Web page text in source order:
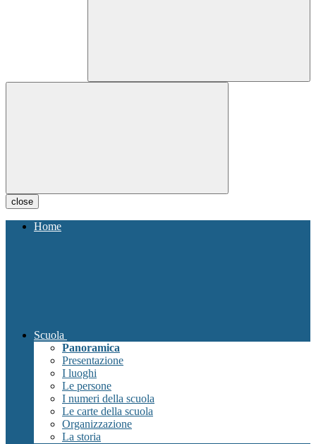
close
Home
Scuola
Panoramica
Presentazione
I luoghi
Le persone
I numeri della scuola
Le carte della scuola
Organizzazione
La storia